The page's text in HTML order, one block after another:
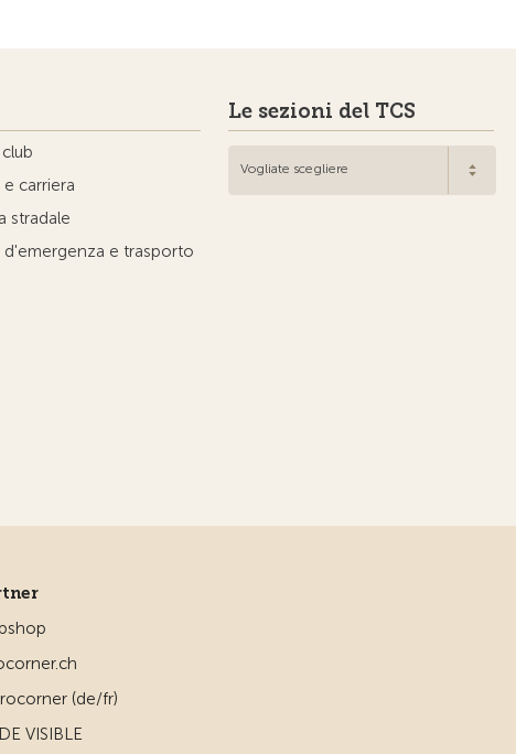
carriera
stradale
d'emergenza e trasporto
Le sezioni del TCS
Vogliate scegliere
(de/fr)
VISIBLE